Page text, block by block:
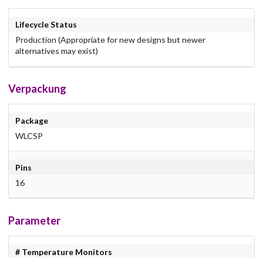
Lifecycle Status
Production (Appropriate for new designs but newer
alternatives may exist)
Verpackung
Package
WLCSP
Pins
16
Parameter
# Temperature Monitors